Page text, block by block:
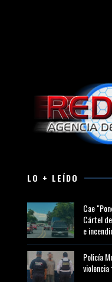
LO + LEÍDO
Cae
Cártel
e
Policía